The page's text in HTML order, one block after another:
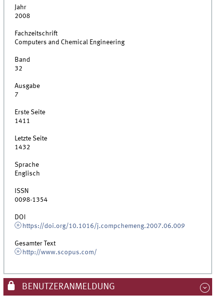
Jahr
2008
Fachzeitschrift
Computers and Chemical Engineering
Band
32
Ausgabe
7
Erste Seite
1411
Letzte Seite
1432
Sprache
Englisch
ISSN
0098-1354
DOI
https://doi.org/10.1016/j.compchemeng.2007.06.009
Gesamter Text
http://www.scopus.com/
BENUTZERANMELDUNG